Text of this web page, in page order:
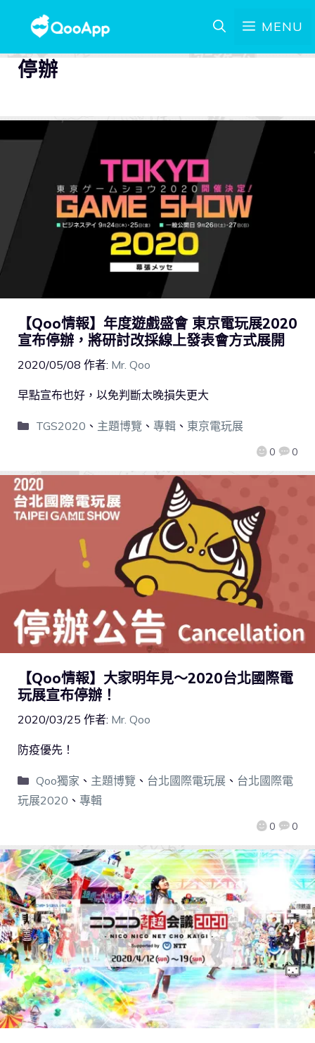
MENU
停辦
【Qoo情報】年度遊戲盛會 東京電玩展2020
宣布停辦，將研討改採線上發表會方式展開
2020/05/08 作者: Mr. Qoo
0 0
早點宣布也好，以免判斷太晚損失更大
TGS2020 、 主題博覽 、 專輯、 東京電玩展
【Qoo情報】大家明年見～2020台北國際電
玩展宣布停辦！
2020/03/25 作者: Mr. Qoo
0 0
防疫優先！
Qoo獨家 、 主題博覽 、 台北國際電玩展、 台北國際電
玩展2020 、 專輯